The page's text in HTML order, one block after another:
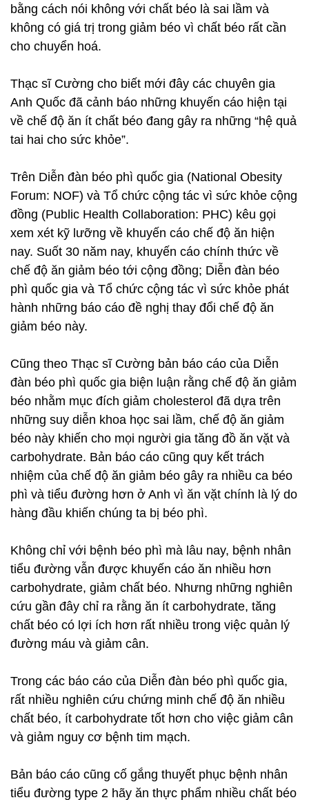
bằng cách nói không với chất béo là sai lầm và
không có giá trị trong giảm béo vì chất béo rất cần
cho chuyển hoá.
Thạc sĩ Cường cho biết mới đây các chuyên gia
Anh Quốc đã cảnh báo những khuyến cáo hiện tại
về chế độ ăn ít chất béo đang gây ra những “hệ quả
tai hai cho sức khỏe”.
Trên Diễn đàn béo phì quốc gia (National Obesity
Forum: NOF) và Tổ chức cộng tác vì sức khỏe cộng
đồng (Public Health Collaboration: PHC) kêu gọi
xem xét kỹ lưỡng về khuyến cáo chế độ ăn hiện
nay. Suốt 30 năm nay, khuyến cáo chính thức về
chế độ ăn giảm béo tới cộng đồng; Diễn đàn béo
phì quốc gia và Tổ chức cộng tác vì sức khỏe phát
hành những báo cáo đề nghị thay đổi chế độ ăn
giảm béo này.
Cũng theo Thạc sĩ Cường bản báo cáo của Diễn
đàn béo phì quốc gia biện luận rằng chế độ ăn giảm
béo nhằm mục đích giảm cholesterol đã dựa trên
những suy diễn khoa học sai lầm, chế độ ăn giảm
béo này khiến cho mọi người gia tăng đồ ăn vặt và
carbohydrate. Bản báo cáo cũng quy kết trách
nhiệm của chế độ ăn giảm béo gây ra nhiều ca béo
phì và tiểu đường hơn ở Anh vì ăn vặt chính là lý do
hàng đầu khiến chúng ta bị béo phì.
Không chỉ với bệnh béo phì mà lâu nay, bệnh nhân
tiểu đường vẫn được khuyến cáo ăn nhiều hơn
carbohydrate, giảm chất béo. Nhưng những nghiên
cứu gần đây chỉ ra rằng ăn ít carbohydrate, tăng
chất béo có lợi ích hơn rất nhiều trong việc quản lý
đường máu và giảm cân.
Trong các báo cáo của Diễn đàn béo phì quốc gia,
rất nhiều nghiên cứu chứng minh chế độ ăn nhiều
chất béo, ít carbohydrate tốt hơn cho việc giảm cân
và giảm nguy cơ bệnh tim mạch.
Bản báo cáo cũng cố gắng thuyết phục bệnh nhân
tiểu đường type 2 hãy ăn thực phẩm nhiều chất béo